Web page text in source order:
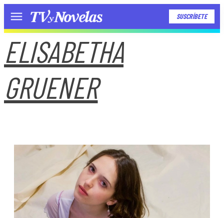
Menú SUSCRÍBETE
ELISABETHA
GRUENER